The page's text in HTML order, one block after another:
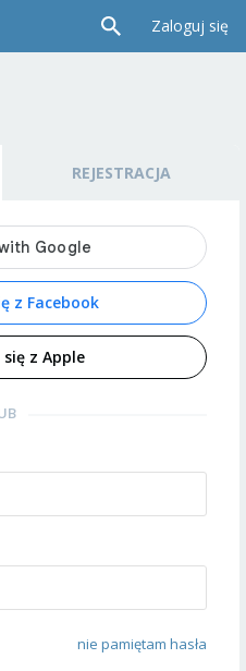
Zaloguj się
REJESTRACJA
z Facebook
z Apple
nie pamiętam hasła